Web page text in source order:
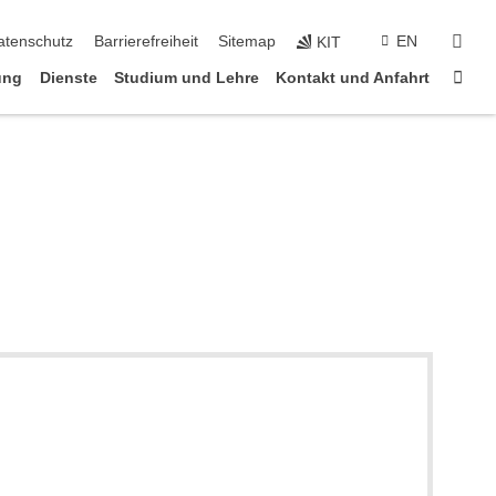
Barrierefreiheit Sitemap KIT EN
Dienste Studium und Lehre Kontakt und Anfahrt